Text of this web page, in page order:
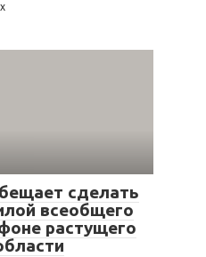
сделать
всеобщего
растущего